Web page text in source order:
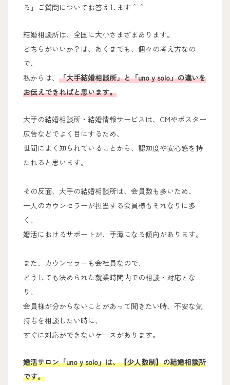
る」ご質問についてお答えします＾＾
結婚相談所は、全国に大小さまざまあります。
どちらがいいか？は、あくまでも、個々の考え方なの
で、
私からは、「大手結婚相談所」と「uno y solo」の違いを
お伝えできればと思います。
大手の結婚相談所・結婚情報サービスは、CMやポスター
広告などでよく目にするため、
世間によく知られていることから、認知度や安心感を持
たれると思います。
その反面、大手の結婚相談所は、会員数も多いため、
一人のカウンセラーが担当する会員様もそれなりに多
く、
婚活におけるサポートが、手薄になる傾向があります。
また、カウンセラーも会社員なので、
どうしても決められた就業時間内での相談・対応とな
り、
会員様が分からないことがあって聞きたい時、不安な気
持ちを相談したい時に、
すぐに対応ができないケースがあります。
婚活サロン「uno y solo」は、【少人数制】の結婚相談所
です。